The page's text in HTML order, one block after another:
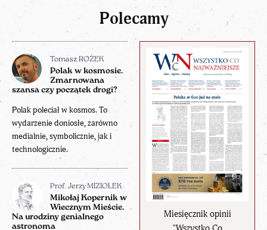
Polecamy
Miesięcznik opinii
Tomasz ROŻEK
Polak w kosmosie.
Zmarnowana
szansa czy początek drogi?
Polak poleciał w kosmos. To
wydarzenie doniosłe, zarówno
medialnie, symbolicznie, jak i
technologicznie.
Prof. Jerzy MIZIOŁEK
Mikołaj Kopernik w
Wiecznym Mieście.
Na urodziny genialnego
astronoma